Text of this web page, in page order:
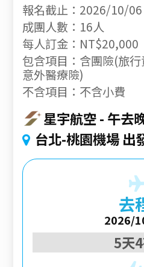
報名截止：2026/10/06
成團人數：16人
每人訂金：NT$20,000
包含項目：含團險(旅
意外醫療險)
不含項目：不含小費
星宇航空 午去
台北-桃園機場 出
去
2026/
5天